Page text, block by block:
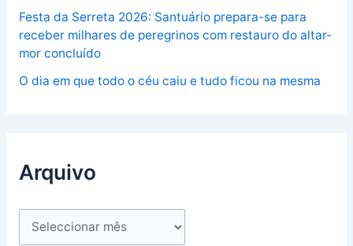
Festa da Serreta 2026: Santuário prepara-se para
receber milhares de peregrinos com restauro do altar-
mor concluído
O dia em que todo o céu caiu e tudo ficou na mesma
Arquivo